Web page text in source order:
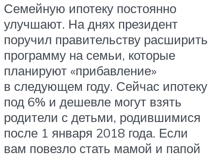
Семейную ипотеку постоянно
улучшают. На днях президент
поручил правительству расширить
программу на семьи, которые
планируют «прибавление»
в следующем году. Сейчас ипотеку
под 6% и дешевле могут взять
родители с детьми, родившимися
после 1 января 2018 года. Если
вам повезло стать мамой и папой